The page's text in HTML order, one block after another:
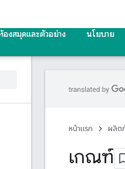
องสมุดและตัวอย่าง นโยบาย
หน้าแรก ผลิต
เกณฑ์